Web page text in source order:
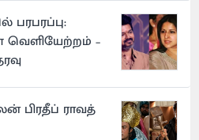
பரபரப்பு:
வெளியேற்றம் –
பிரதீப் ராவத்